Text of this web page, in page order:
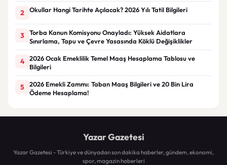
2 Okullar Hangi Tarihte Açılacak? 2026 Yılı Tatil Bilgileri
3
Torba Kanun Komisyonu Onayladı: Yüksek Aidatlara
Sınırlama, Tapu ve Çevre Yasasında Köklü Değişiklikler
4
2026 Ocak Emeklilik Temel Maaş Hesaplama Tablosu ve
Bilgileri
5
2026 Emekli Zammı: Taban Maaş Bilgileri ve 20 Bin Lira
Ödeme Hesaplama!
Yazar Gazetesi
Yazar Gazetesi - Türkiye ve dünyadan son dakika haberler, gündem, ekonomi,
spor, magazin haberleri